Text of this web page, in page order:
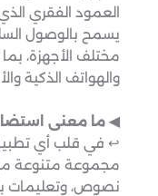
العمود الفقري
يسمح بالوصول
مختلف الأجهزة،
والهواتف الذكية
◀︎ ما معنى
↩︎ في قلب أي
مجموعة متنوعة
نصوص، وتعليمات